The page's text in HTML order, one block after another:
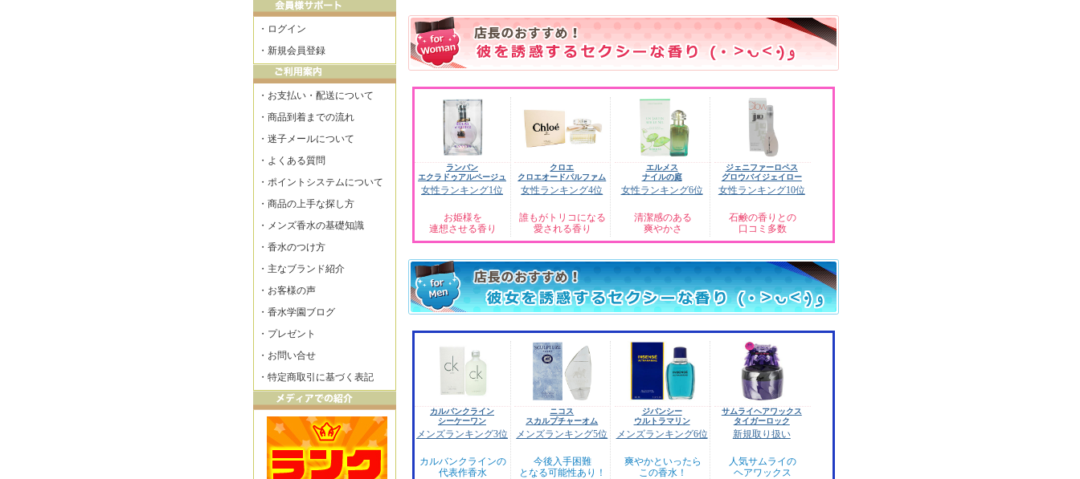
ランバン
エクラドゥアルページュ
女性ランキング1位
お姫様を
連想させる香り
クロエ
クロエオードパルファム
女性ランキング4位
誰もがトリコになる
愛される香り
エルメス
ナイルの庭
女性ランキング6位
清潔感のある
爽やかさ
ジェニファーロペス
グロウバイジェイロー
女性ランキング10位
石鹸の香りとの
口コミ多数
カルバンクライン
シーケーワン
メンズランキング3位
カルバンクラインの
代表作香水
ニコス
スカルプチャーオム
メンズランキング5位
今後入手困難
となる可能性あり！
ジバンシー
ウルトラマリン
メンズランキング6位
爽やかといったら
この香水！
サムライヘアワックス
タイガーロック
新規取り扱い
人気サムライの
ヘアワックス
・ ログイン
・ 新規会員登録
・ お支払い・配送について
・ 商品到着までの流れ
・ 迷子メールについて
・ よくある質問
・ ポイントシステムについて
・ 商品の上手な探し方
・ メンズ香水の基礎知識
・ 香水のつけ方
・ 主なブランド紹介
・ お客様の声
・ 香水学園ブログ
・ プレゼント
・ お問い合せ
・ 特定商取引に基づく表記